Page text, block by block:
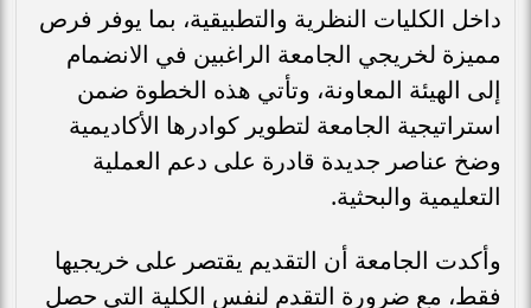
داخل الكليات النظرية والتطبيقية، بما يوفر فرص
مميزة لخريجي الجامعة الراغبين في الانضمام
إلى الهيئة المعاونة، وتأتي هذه الخطوة ضمن
استراتيجية الجامعة لتطوير كوادرها الأكاديمية
وضخ عناصر جديدة قادرة على دعم العملية
التعليمية والبحثية.
وأكدت الجامعة أن التقديم يقتصر على خريجيها
فقط، مع ضرورة التقدم لنفس الكلية التي حصل